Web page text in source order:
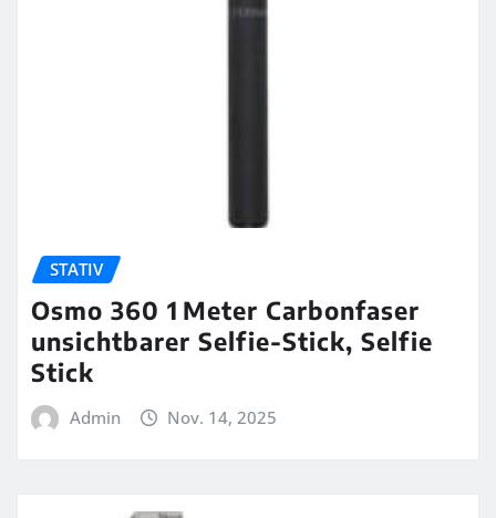
STATIV
Osmo 360 1 Meter Carbonfaser
unsichtbarer Selfie-Stick, Selfie
Stick
Admin Nov. 14, 2025